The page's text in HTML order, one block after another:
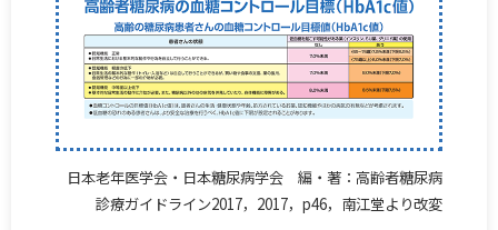
日本老年医学会・日本糖尿病学会 編・著：高齢者糖尿病
診療ガイドライン2017，2017，p46，南江堂より改変